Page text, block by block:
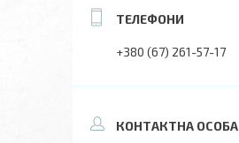
+380 (67) 261-57-17